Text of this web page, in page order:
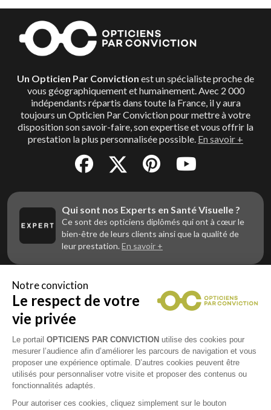
Un Opticien Par Conviction est un spécialiste proche de
vous géographiquement et humainement. Avec 2 000
indépendants répartis dans toute la France, il y aura
toujours un Opticien Par Conviction pour mettre à votre
disposition son savoir-faire, son expertise et vous offrir la
prestation la plus personnalisée possible. En savoir +
Qui sont nos Experts en Santé Visuelle ?
Ce sont des opticiens diplômés qui ont à cœur le
bien-être de leurs clients ainsi que la qualité de
leur prestation. En savoir +
Vous êtes un professionnel de la vue et
vous souhaitez nous rejoindre ?
Contactez Alliance Optic, la centrale d’achats et
d’accompagnement des opticiens indépendants
Notre conviction
Le respect de votre
vie privée
Le portail OPTICIENS PAR CONVICTION utilise des cookies pour
mesurer l’audience afin d’améliorer les parcours de navigation et vous
proposer une expérience optimale. D’autres cookies peuvent être
utilisés pour personnaliser votre visite et proposer des contenus ou
fonctionnalités adaptés.
Pour autoriser ces cookies, cliquez simplement sur le bouton